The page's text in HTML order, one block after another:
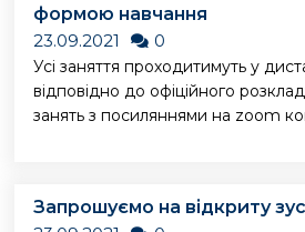
формою навчання
23.09.2021
0
Усі заняття проходитимуть у
відповідно до офіційного
занять з посиляннями на zoom
Запрошуємо на відкриту